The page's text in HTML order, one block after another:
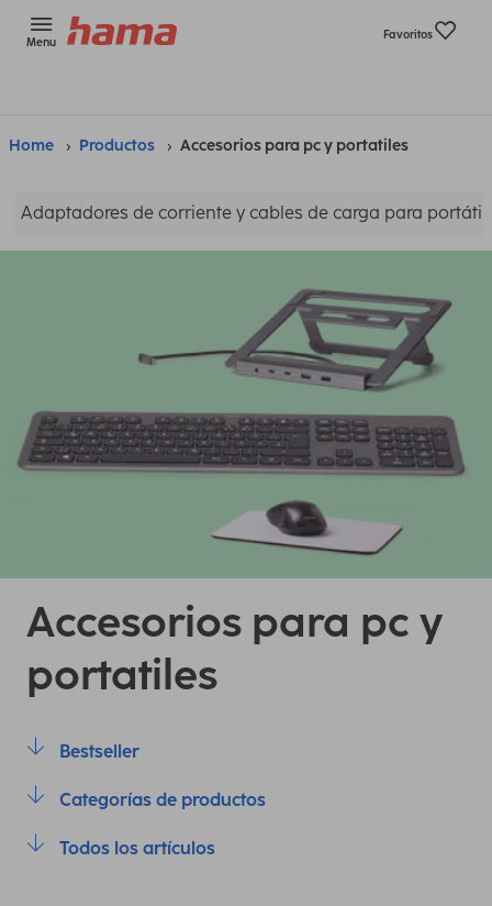
Menu
Favoritos
Home Productos Accesorios para pc y portatiles
Adaptadores de corriente y cables de carga para
Accesorios para pc y
portatiles
Bestseller
Categorías de productos
Todos los artículos